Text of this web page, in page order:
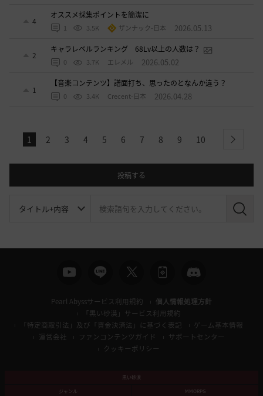
4
オススメ採集ポイントを簡潔に
1 3.5K ザンナック-日本 2026.05.13
2
キャラレベルランキング 68Lv以上の人数は？
0 3.7K エレメル 2026.05.02
1
【音楽コンテンツ】譜面打ち、思ったのとなんか違う？
0 3.4K Crecent-日本 2026.04.28
1 2 3 4 5 6 7 8 9 10 next
投稿する
検
Pearl Abyssサービス利用規約
個人情報処理方針
「黒い砂漠」サービス利用規約
「特定商取引法」及び「資金決済法」に基づく表記
ゲーム基本情報
運営会社
ファンコンテンツガイド
サポートセンター
クッキーポリシー
黒い砂漠
ジャンル
MMORPG